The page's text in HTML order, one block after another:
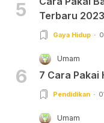
5
Terbaru
Gaya Hidup
6
Umam
7 Cara Pakai
Pendidikan
Umam